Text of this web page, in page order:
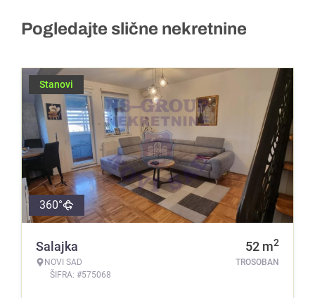
Pogledajte slične nekretnine
Stanovi
360°
Salajka
NOVI SAD
ŠIFRA: #575068
52 m2
TROSOBAN